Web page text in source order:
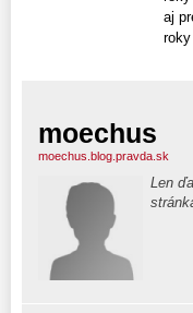
aj
moechus
moechus.blog.pravda.sk
Len